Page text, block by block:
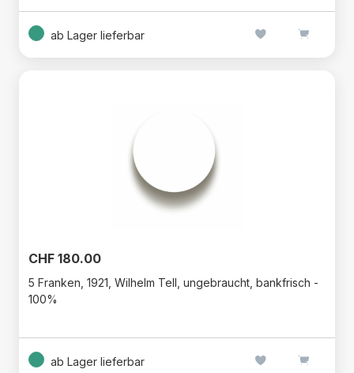
ab Lager lieferbar
CHF 180.00
5 Franken, 1921, Wilhelm Tell, ungebraucht, bankfrisch -
100%
ab Lager lieferbar